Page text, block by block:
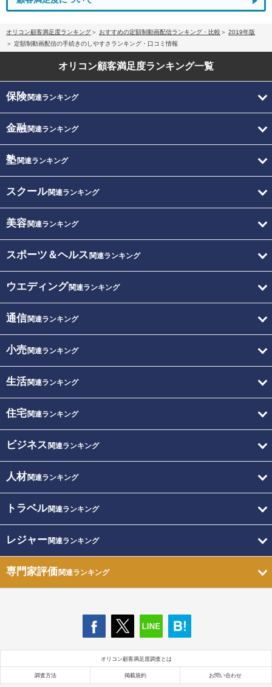
オリコン顧客満足度ランキング おすすめの定額制動画配信ランキング・比較
2019年版
定額制動画配信の手続きのしやすさランキング・口コミ情報
オリコン顧客満足度ランキング一覧
保険関連ランキング
金融関連ランキング
塾関連ランキング
スクール関連ランキング
美容関連ランキング
スポーツ＆ヘルス 関連ランキング
ウエディング関連ランキング
通信関連ランキング
小売関連ランキング
生活関連ランキング
住宅関連ランキング
ビジネス 関連ランキング
人材関連ランキング
トラベル関連ランキング
レジャー関連ランキング
専門家評価関連ランキング
オリコン顧客満足度調査とは
調査方法 掲載規約 お問い合わせ